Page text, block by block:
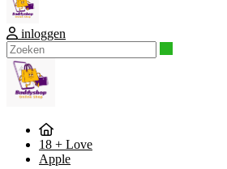
inloggen
18 + Love
Apple